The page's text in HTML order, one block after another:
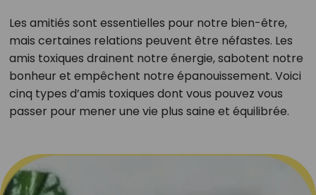
Les amitiés sont essentielles pour notre bien-être,
mais certaines relations peuvent être néfastes. Les
amis toxiques drainent notre énergie, sabotent notre
bonheur et empêchent notre épanouissement. Voici
cinq types d’amis toxiques dont vous pouvez vous
passer pour mener une vie plus saine et équilibrée.